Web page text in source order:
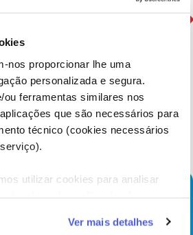
nos proporcionar lhe uma
personalizada e segura.
ferramentas similares nos
que são necessários para
técnico (cookies necessários
utilizar cookies para analisar
de personalização e
Ver mais detalhes